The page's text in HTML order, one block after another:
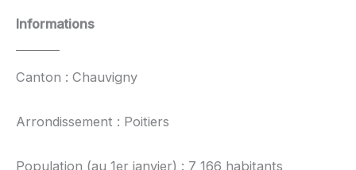
Informations
Canton : Chauvigny
Arrondissement : Poitiers
Population (au 1er janvier) : 7 166 habitants